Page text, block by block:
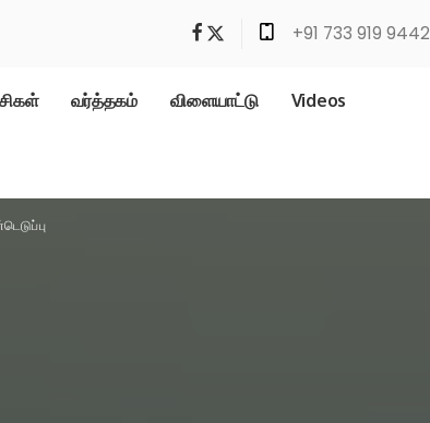
+91 733 919 9442
வர்த்தகம் விளையாட்டு Videos